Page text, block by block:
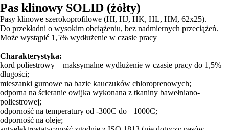
Pas klinowy SOLID (żółty)
Pasy klinowe szerokoprofilowe (HI, HJ, HK, HL, HM, 62x25).
Do przekładni o wysokim obciążeniu, bez nadmiernych przeciążeń.
Może wystąpić 1,5% wydłużenie w czasie pracy
Charakterystyka:
kord poliestrowy – maksymalne wydłużenie w czasie pracy do 1,5%
długości;
mieszanki gumowe na bazie kauczuków chloroprenowych;
odporna na ścieranie owijka wykonana z tkaniny bawełniano-
poliestrowej;
odporność na temperatury od -300C do +1000C;
odporność na oleje;